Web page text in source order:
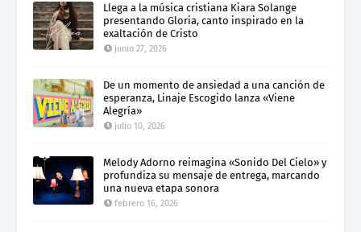
Llega a la música cristiana Kiara Solange
presentando Gloria, canto inspirado en la
exaltación de Cristo
junio 27, 2026
De un momento de ansiedad a una canción de
esperanza, Linaje Escogido lanza «Viene
Alegría»
julio 10, 2026
Melody Adorno reimagina «Sonido Del Cielo» y
profundiza su mensaje de entrega, marcando
una nueva etapa sonora
febrero 16, 2026